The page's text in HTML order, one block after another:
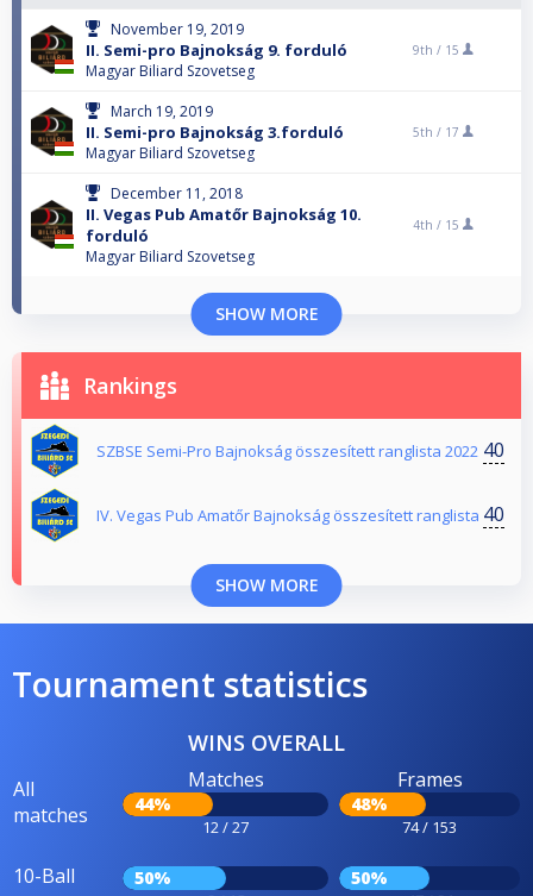
November 19, 2019
II. Semi-pro Bajnokság 9. forduló
Magyar Biliard Szovetseg
9th / 15
March 19, 2019
II. Semi-pro Bajnokság 3.forduló
Magyar Biliard Szovetseg
5th / 17
December 11, 2018
II. Vegas Pub Amatőr Bajnokság 10.
forduló
Magyar Biliard Szovetseg
4th / 15
SHOW MORE
Rankings
SZBSE Semi-Pro Bajnokság összesített ranglista 2022 40
IV. Vegas Pub Amatőr Bajnokság összesített ranglista 40
SHOW MORE
Tournament statistics
WINS OVERALL
All
matches
Matches
44%
12 / 27
Frames
48%
74 / 153
10-Ball 50% 50%